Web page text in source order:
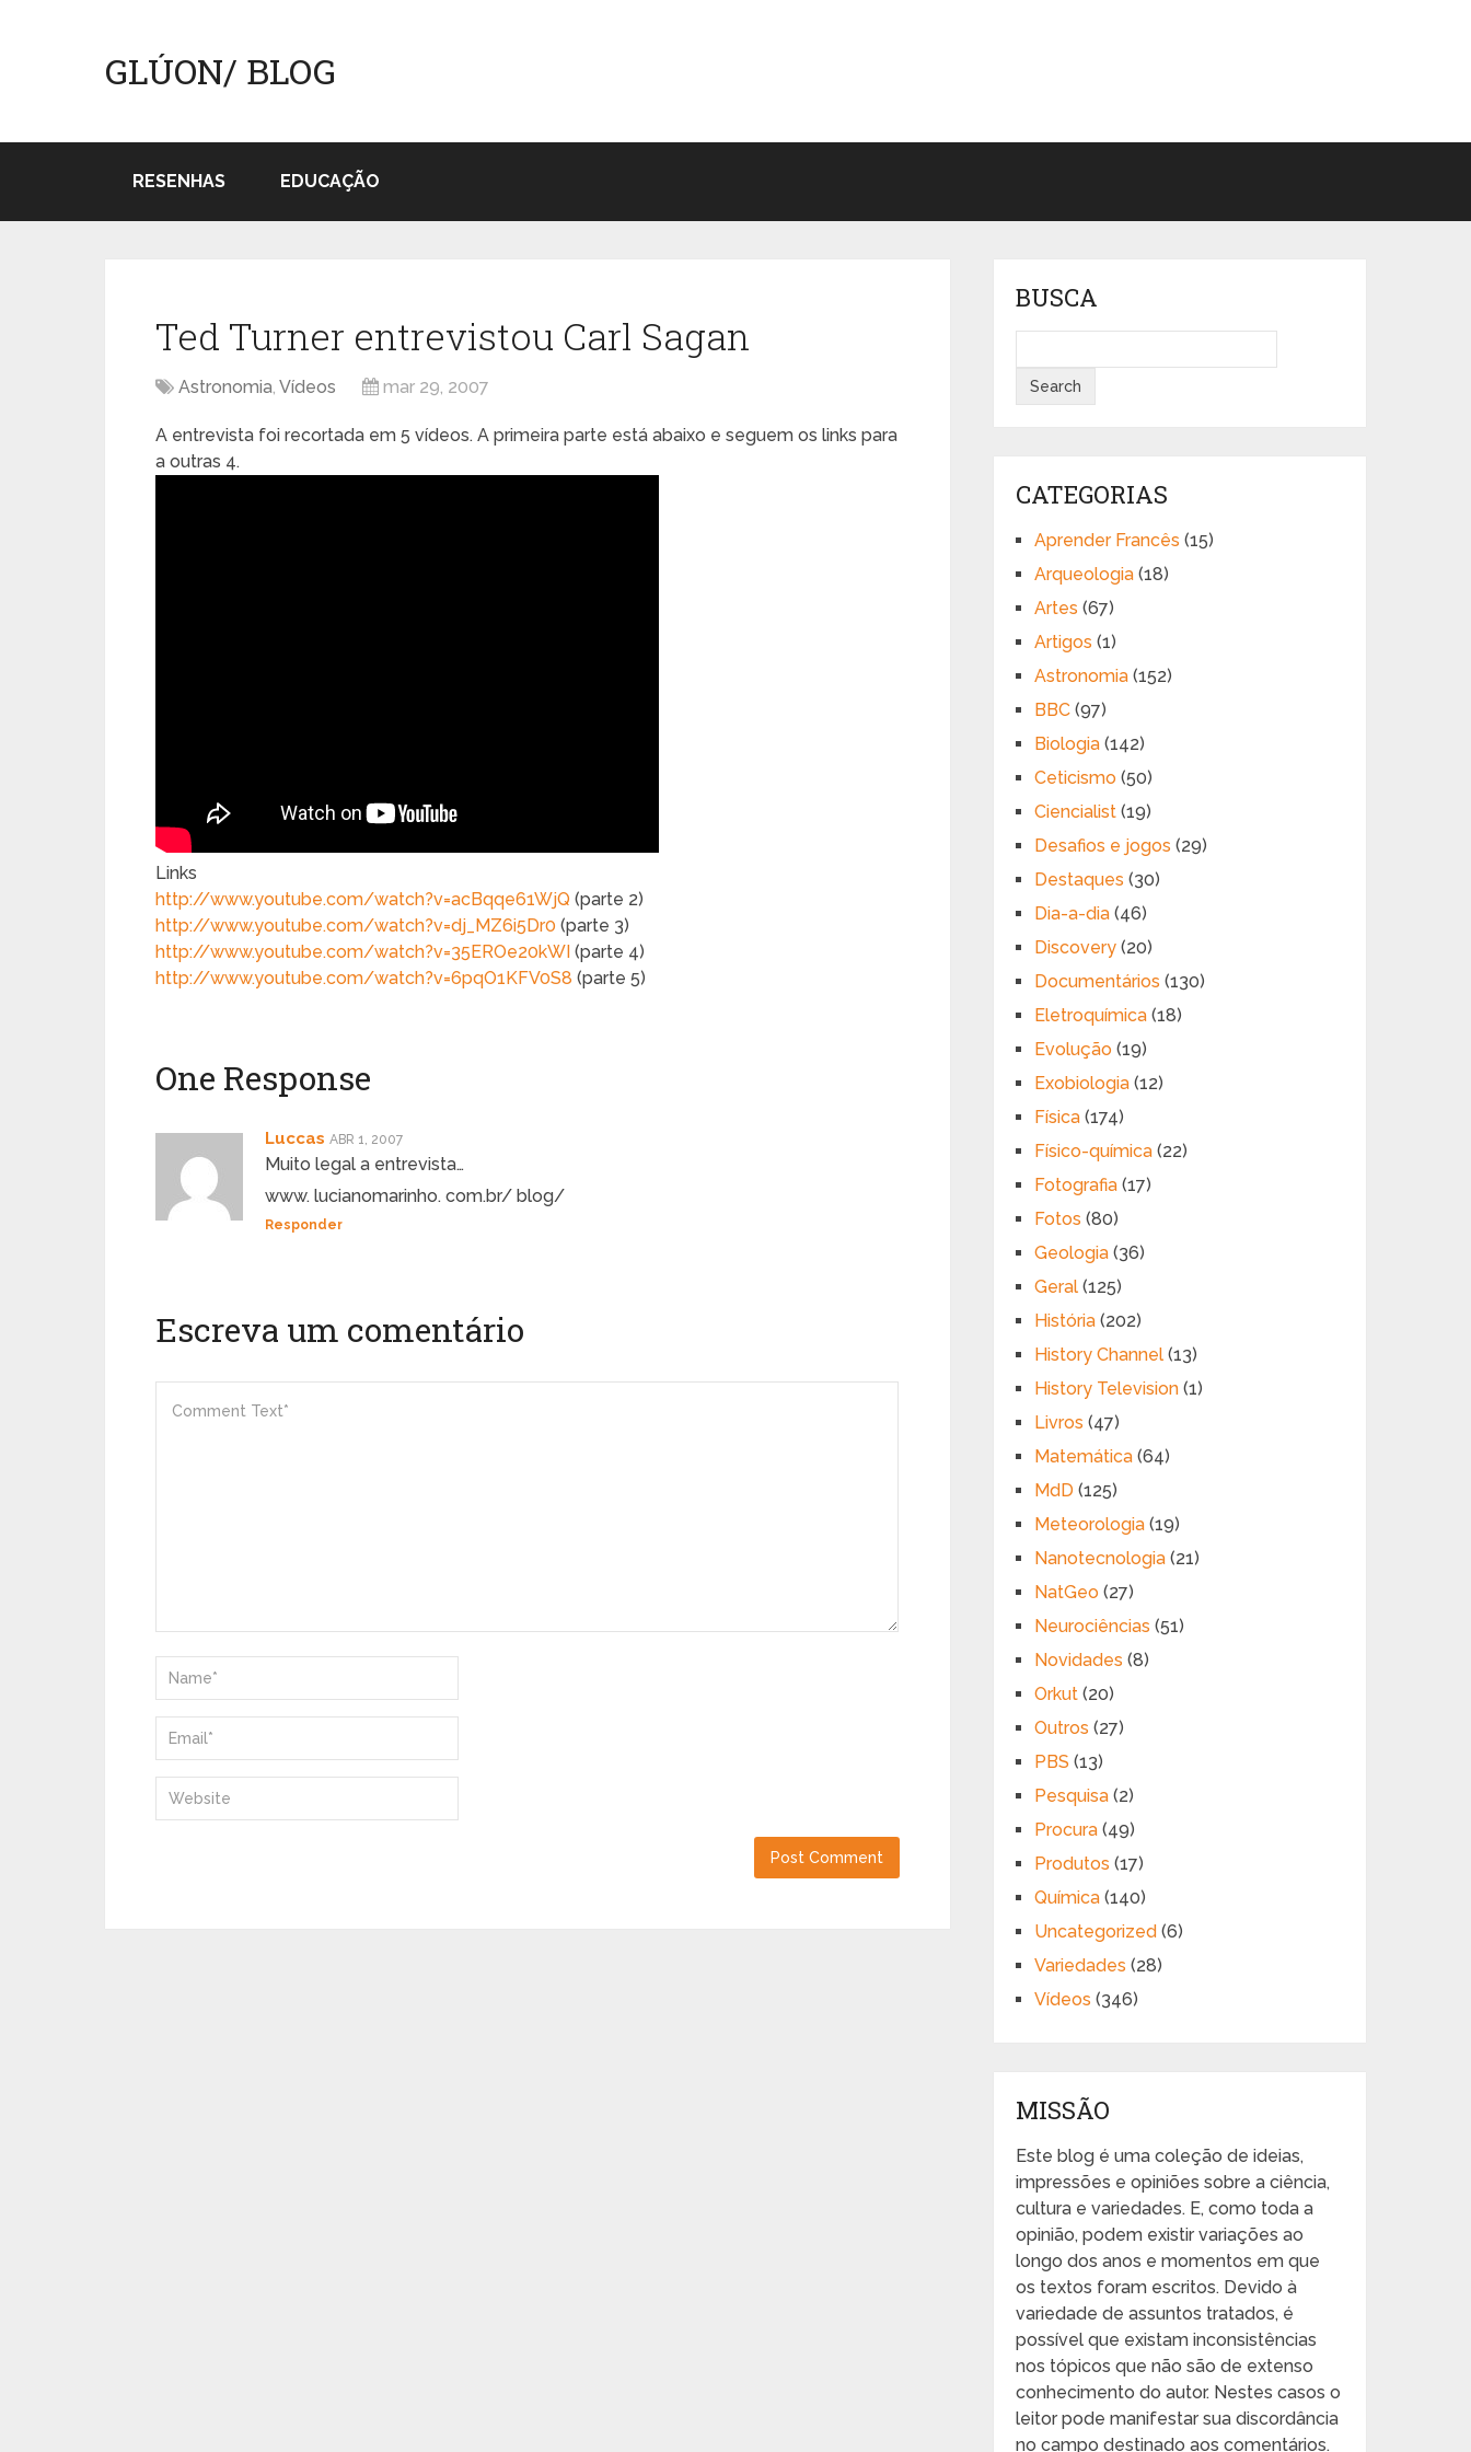
GLÚON/ BLOG
RESENHAS EDUCAÇÃO
Ted Turner entrevistou Carl Sagan
Astronomia, Vídeos mar 29, 2007
A entrevista foi recortada em 5 vídeos. A primeira parte está abaixo e seguem os links para
a outras 4.
Links
http://www.youtube.com/watch?v=acBqqe61WjQ (parte 2)
http://www.youtube.com/watch?v=dj_MZ6i5Dr0 (parte 3)
http://www.youtube.com/watch?v=35EROe20kWI (parte 4)
http://www.youtube.com/watch?v=6pqO1KFV0S8 (parte 5)
One Response
Luccas ABR 1, 2007
Muito legal a entrevista…
www. lucianomarinho. com.br/ blog/
Responder
Escreva um comentário
BUSCA
CATEGORIAS
Aprender Francês (15)
Arqueologia (18)
Artes (67)
Artigos (1)
Astronomia (152)
BBC (97)
Biologia (142)
Ceticismo (50)
Ciencialist (19)
Desafios e jogos (29)
Destaques (30)
Dia-a-dia (46)
Discovery (20)
Documentários (130)
Eletroquímica (18)
Evolução (19)
Exobiologia (12)
Física (174)
Físico-química (22)
Fotografia (17)
Fotos (80)
Geologia (36)
Geral (125)
História (202)
History Channel (13)
History Television (1)
Livros (47)
Matemática (64)
MdD (125)
Meteorologia (19)
Nanotecnologia (21)
NatGeo (27)
Neurociências (51)
Novidades (8)
Orkut (20)
Outros (27)
PBS (13)
Pesquisa (2)
Procura (49)
Produtos (17)
Química (140)
Uncategorized (6)
Variedades (28)
Vídeos (346)
MISSÃO
Este blog é uma coleção de ideias,
impressões e opiniões sobre a ciência,
cultura e variedades. E, como toda a
opinião, podem existir variações ao
longo dos anos e momentos em que
os textos foram escritos. Devido à
variedade de assuntos tratados, é
possível que existam inconsistências
nos tópicos que não são de extenso
conhecimento do autor. Nestes casos o
leitor pode manifestar sua discordância
no campo destinado aos comentários.